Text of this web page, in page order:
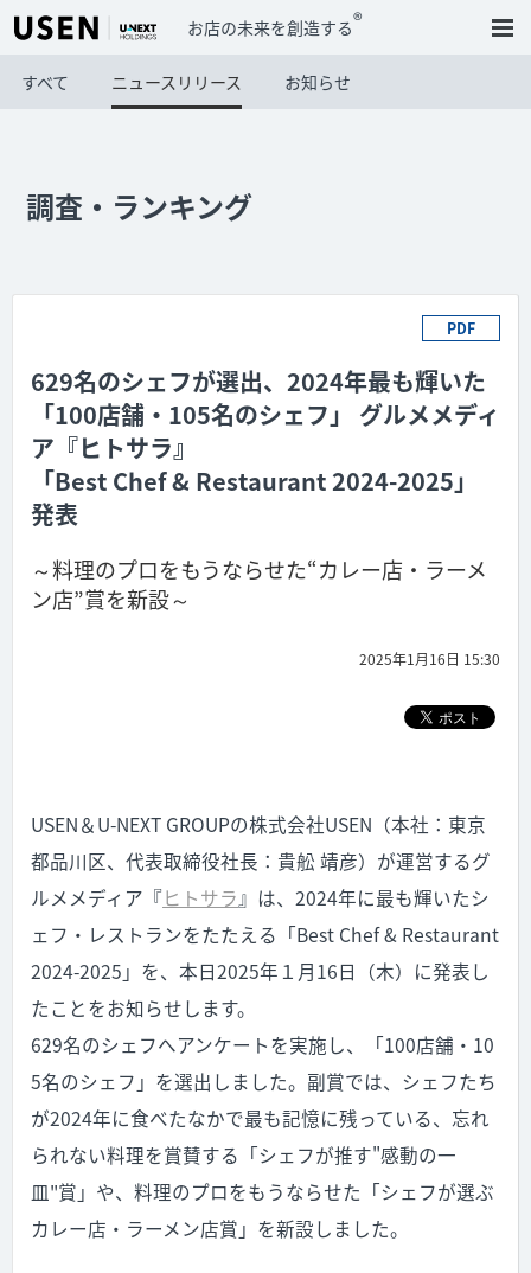
お店の未来を創造する®
すべて ニュースリリース お知らせ
調査・ランキング
PDF
629名のシェフが選出、2024年最も輝いた
「100店舗・105名のシェフ」 グルメメディ
ア『ヒトサラ』
「Best Chef & Restaurant 2024-2025」
発表
～料理のプロをもうならせた“カレー店・ラーメ
ン店”賞を新設～
2025年1月16日 15:30
USEN＆U-NEXT GROUPの株式会社USEN（本社：東京
都品川区、代表取締役社長：貴舩 靖彦）が運営するグ
ルメメディア『ヒトサラ』は、2024年に最も輝いたシ
ェフ・レストランをたたえる「Best Chef & Restaurant
2024-2025」を、本日2025年１月16日（木）に発表し
たことをお知らせします。
629名のシェフへアンケートを実施し、「100店舗・10
5名のシェフ」を選出しました。副賞では、シェフたち
が2024年に食べたなかで最も記憶に残っている、忘れ
られない料理を賞賛する「シェフが推す"感動の一
皿"賞」や、料理のプロをもうならせた「シェフが選ぶ
カレー店・ラーメン店賞」を新設しました。